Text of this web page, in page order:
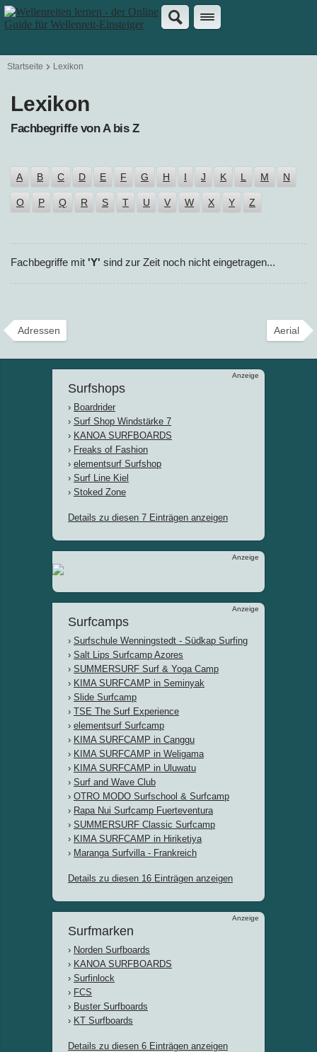
Startseite Lexikon
Lexikon
Fachbegriffe von A bis Z
A B C D E F G H I J K L M N
O P Q R S T U V W X Y Z
Fachbegriffe mit 'Y' sind zur Zeit noch nicht eingetragen...
Adressen Aerial
Anzeige
Surfshops
› Boardrider
› Surf Shop Windstärke 7
› KANOA SURFBOARDS
› Freaks of Fashion
› elementsurf Surfshop
› Surf Line Kiel
› Stoked Zone
Details zu diesen 7 Einträgen anzeigen
Anzeige
Anzeige
Surfcamps
› Surfschule Wenningstedt - Südkap Surfing
› Salt Lips Surfcamp Azores
› SUMMERSURF Surf & Yoga Camp
› KIMA SURFCAMP in Seminyak
› Slide Surfcamp
› TSE The Surf Experience
› elementsurf Surfcamp
› KIMA SURFCAMP in Canggu
› KIMA SURFCAMP in Weligama
› KIMA SURFCAMP in Uluwatu
› Surf and Wave Club
› OTRO MODO Surfschool & Surfcamp
› Rapa Nui Surfcamp Fuerteventura
› SUMMERSURF Classic Surfcamp
› KIMA SURFCAMP in Hiriketiya
› Maranga Surfvilla - Frankreich
Details zu diesen 16 Einträgen anzeigen
Anzeige
Surfmarken
› Norden Surfboards
› KANOA SURFBOARDS
› Surfinlock
› FCS
› Buster Surfboards
› KT Surfboards
Details zu diesen 6 Einträgen anzeigen